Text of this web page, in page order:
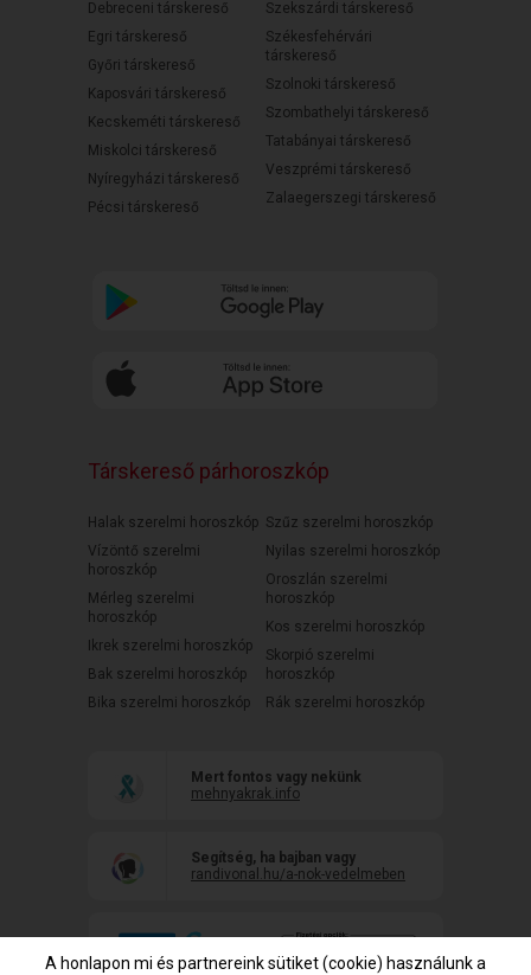
Debreceni társkereső
Egri társkereső
Győri társkereső
Kaposvári társkereső
Kecskeméti társkereső
Miskolci társkereső
Nyíregyházi társkereső
Pécsi társkereső
Szekszárdi társkereső
Székesfehérvári
társkereső
Szolnoki társkereső
Szombathelyi társkereső
Tatabányai társkereső
Veszprémi társkereső
Zalaegerszegi társkereső
Társkereső párhoroszkóp
Halak szerelmi horoszkóp
Vízöntő szerelmi
horoszkóp
Mérleg szerelmi
horoszkóp
Ikrek szerelmi horoszkóp
Bak szerelmi horoszkóp
Bika szerelmi horoszkóp
Szűz szerelmi horoszkóp
Nyilas szerelmi horoszkóp
Oroszlán szerelmi
horoszkóp
Kos szerelmi horoszkóp
Skorpió szerelmi
horoszkóp
Rák szerelmi horoszkóp
Mert fontos vagy nekünk
mehnyakrak.info
Segítség, ha bajban vagy
randivonal.hu/a-nok-vedelmeben
A honlapon mi és partnereink sütiket (cookie) használunk a